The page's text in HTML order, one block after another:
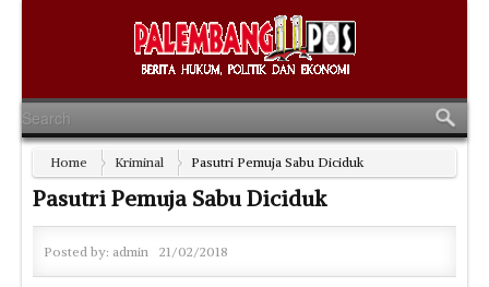
Home Kriminal Pasutri Pemuja Sabu Diciduk
Pasutri Pemuja Sabu Diciduk
Posted by: admin 21/02/2018